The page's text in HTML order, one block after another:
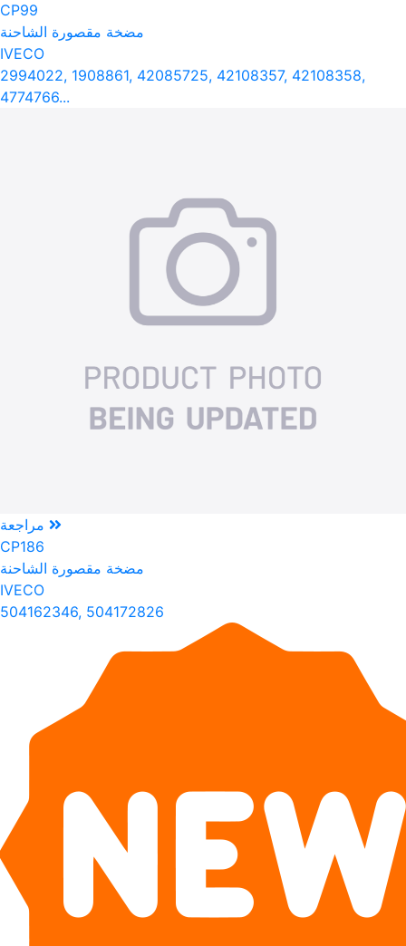
CP99
مضخة مقصورة الشاحنة
IVECO
2994022, 1908861, 42085725, 42108357, 42108358,
4774766...
مراجعة
CP186
مضخة مقصورة الشاحنة
IVECO
504162346, 504172826